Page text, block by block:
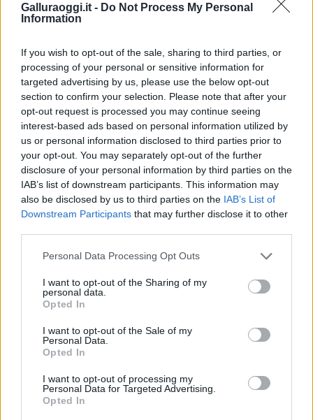
Galluraoggi.it - Do Not Process My Personal
Information
If you wish to opt-out of the sale, sharing to third parties, or
processing of your personal or sensitive information for
targeted advertising by us, please use the below opt-out
section to confirm your selection. Please note that after your
opt-out request is processed you may continue seeing
interest-based ads based on personal information utilized by
us or personal information disclosed to third parties prior to
your opt-out. You may separately opt-out of the further
disclosure of your personal information by third parties on the
IAB’s list of downstream participants. This information may
also be disclosed by us to third parties on the IAB’s List of
Downstream Participants that may further disclose it to other
Please note that this website/app uses one or more Google
not limited to your visit or usage behaviour. You may click to
grant or deny consent to Google and its third-party tags to
use your data for below specified purposes in below Google
consent section.
Personal Data Processing Opt Outs
I want to opt-out of the Sharing of my
personal data.
Opted In
I want to opt-out of the Sale of my
Personal Data.
Opted In
I want to opt-out of processing my
Personal Data for Targeted Advertising.
Opted In
Chiara Ferragni Vacanze
Ferragnez
Ferragnez In Sardegna
Notizie in tempo reale?
Entra nel canale telegram di
GalluraOggi.it
Inviaci le tue segnalazioni,
345 356 7512
Ricevi le nostre ultime news
daGoogle News